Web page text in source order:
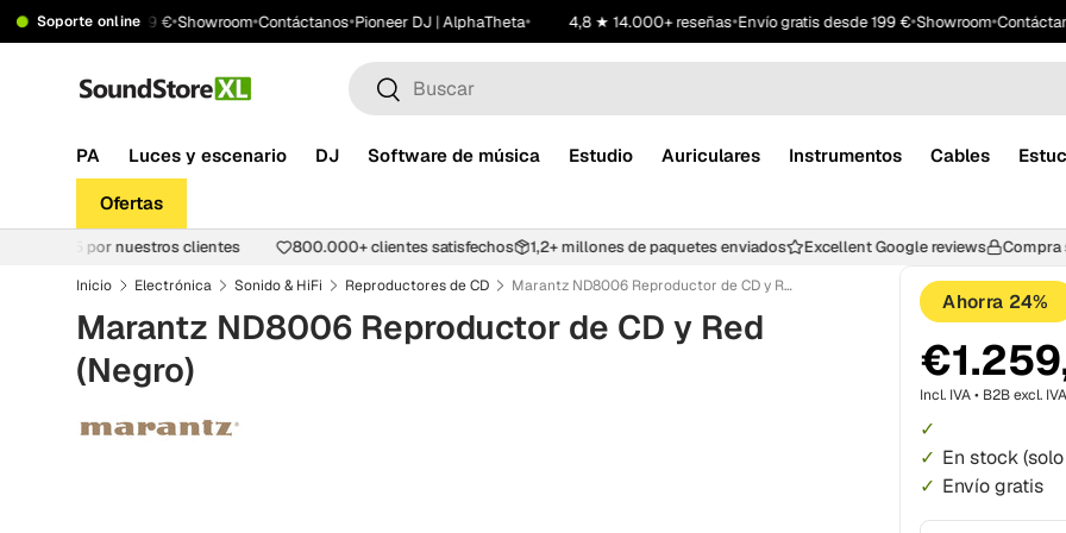
Saltar al contenido
Soporte online
gratis desde 199 €•Showroom•Contáctanos•Pioneer DJ | AlphaTheta• 4,8 ★ 14.000+ reseñas•Envío gratis desde 199 €•Showroom•
Buscar
Buscar
PA Luces y escenario DJ Software de música Estudio Auriculares Instrumentos Cables
Ofertas
de 4,8/5 por nuestros clientes 800.000+ clientes satisfechos 1,2+ millones de paquetes enviados Excellent Google reviews
Inicio Electrónica Sonido & HiFi Reproductores de CD Marantz ND8006 Reproductor de CD y Red (Negro)
Marantz ND8006 Reproductor de CD y Red
(Negro)
Ahorra 24%
Incl. IVA • B2B excl.
En stock
Envío gratis